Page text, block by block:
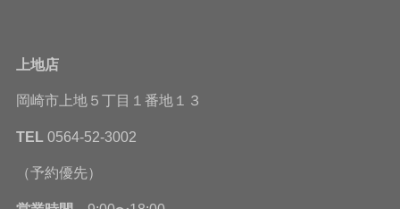
上地店
岡崎市上地５丁目１番地１３
TEL 0564-52-3002
（予約優先）